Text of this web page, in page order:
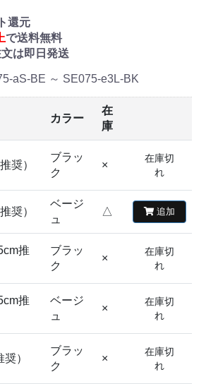
還元
で送料無料
は即日発送
aS-BE ～ SE075-e3L-BK
カラー
在
庫
奨）
ブラッ
ク
×
在庫切
れ
奨）
ベージ
ュ
△ 追加
推
ブラッ
ク
×
在庫切
れ
推
ベージ
ュ
×
在庫切
れ
）
ブラッ
ク
×
在庫切
れ